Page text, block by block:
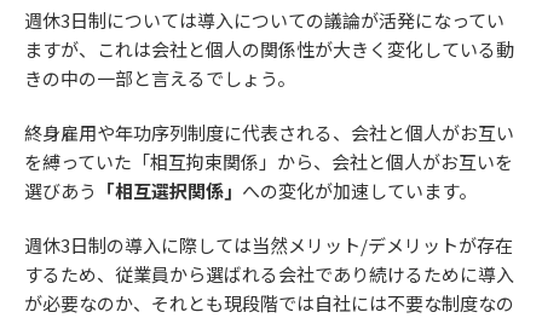
週休3日制については導入についての議論が活発になってい
ますが、これは会社と個人の関係性が大きく変化している動
きの中の一部と言えるでしょう。
終身雇用や年功序列制度に代表される、会社と個人がお互い
を縛っていた「相互拘束関係」から、会社と個人がお互いを
選びあう 「相互選択関係」 への変化が加速しています。
週休3日制の導入に際しては当然メリット/デメリットが存在
するため、従業員から選ばれる会社であり続けるために導入
が必要なのか、それとも現段階では自社には不要な制度なの